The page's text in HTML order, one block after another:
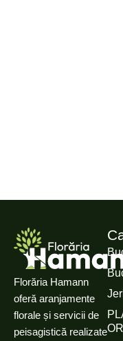
Florăria Hamann
oferă aranjamente
florale și servicii de
peisagistică realizate